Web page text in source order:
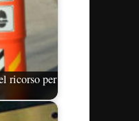
ricorso per